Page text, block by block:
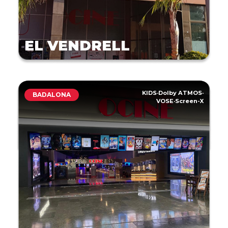
EL VENDRELL
BADALONA KIDS·Dolby ATMOS·
VOSE·Screen-X